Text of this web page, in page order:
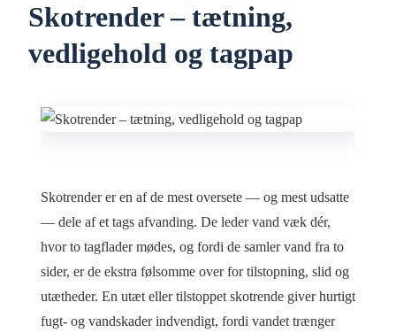
Skotrender – tætning,
vedligehold og tagpap
Skotrender er en af de mest oversete — og mest udsatte
— dele af et tags afvanding. De leder vand væk dér,
hvor to tagflader mødes, og fordi de samler vand fra to
sider, er de ekstra følsomme over for tilstopning, slid og
utætheder. En utæt eller tilstoppet skotrende giver hurtigt
fugt- og vandskader indvendigt, fordi vandet trænger